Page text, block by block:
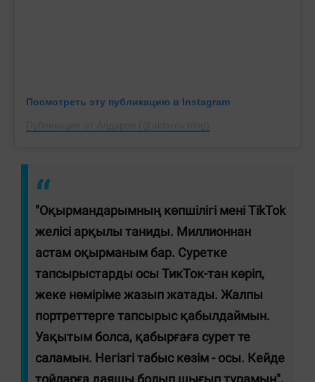
Посмотреть эту публикацию в Instagram
"Оқырмандарымның көпшілігі мені TikTok
желісі арқылы таниды. Миллионнан
астам оқырманым бар. Суретке
тапсырыстарды осы ТикТок-тан көріп,
жеке нөміріме жазып жатады. Жалпы
портреттерге тапсырыс қабылдаймын.
Уақытым болса, қабырғаға сурет те
саламын. Негізгі табыс көзім - осы. Кейде
тойларға даяшы болып шығып тұрамын",